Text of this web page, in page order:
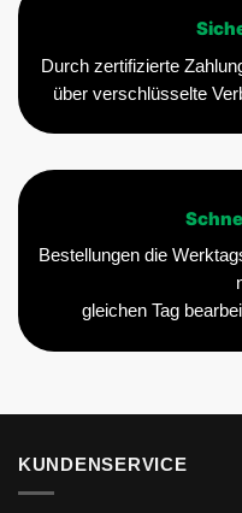
Durch zertifizierte
über verschlüsselte
Bestellungen die
gleichen Tag
KUNDENSERVICE